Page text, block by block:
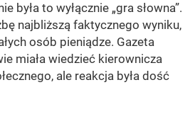
była to wyłącznie „gra słowna”.
najbliższą faktycznego wyniku,
osób pieniądze. Gazeta
miała wiedzieć kierownicza
ale reakcja była dość